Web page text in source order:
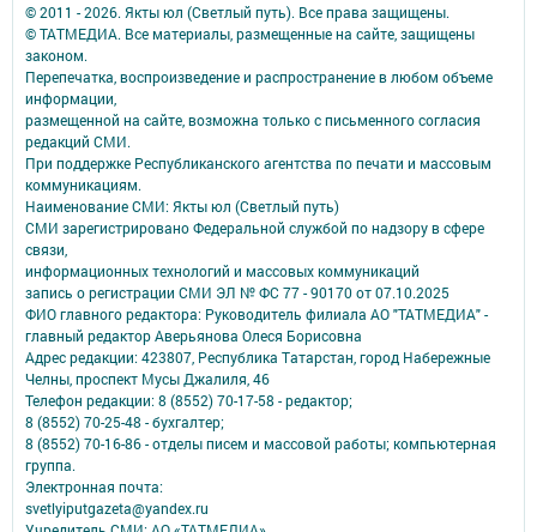
© 2011 - 2026. Якты юл (Светлый путь). Все права защищены.
© ТАТМЕДИА. Все материалы, размещенные на сайте, защищены
законом.
Перепечатка, воспроизведение и распространение в любом объеме
информации,
размещенной на сайте, возможна только с письменного согласия
редакций СМИ.
При поддержке Республиканского агентства по печати и массовым
коммуникациям.
Наименование СМИ: Якты юл (Светлый путь)
СМИ зарегистрировано Федеральной службой по надзору в сфере
связи,
информационных технологий и массовых коммуникаций
запись о регистрации СМИ ЭЛ № ФС 77 - 90170 от 07.10.2025
ФИО главного редактора: Руководитель филиала АО "ТАТМЕДИА" -
главный редактор Аверьянова Олеся Борисовна
Адрес редакции: 423807, Республика Татарстан, город Набережные
Челны, проспект Мусы Джалиля, 46
Телефон редакции: 8 (8552) 70-17-58 - редактор;
8 (8552) 70-25-48 - бухгалтер;
8 (8552) 70-16-86 - отделы писем и массовой работы; компьютерная
группа.
Электронная почта:
svetlyiputgazeta@yandex.ru